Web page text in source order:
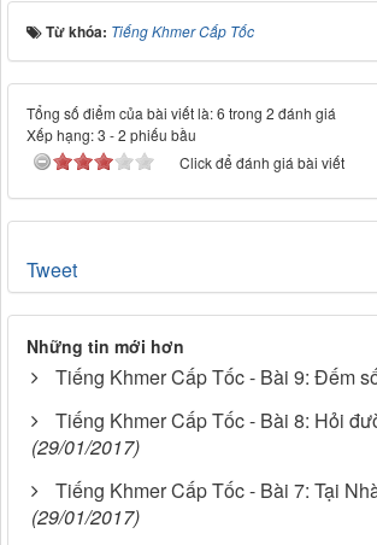
Từ khóa: Tiếng Khmer Cấp Tốc
Tổng số điểm của bài viết là: 6 trong 2 đánh giá
Xếp hạng:3 -2 phiếu bầu
Click để đánh giá bài viết
Tweet
Những tin mới hơn
Tiếng Khmer Cấp Tốc - Bài 9: Đếm
Tiếng Khmer Cấp Tốc - Bài 8: Hỏi
(29/01/2017)
Tiếng Khmer Cấp Tốc - Bài 7: Tại
(29/01/2017)